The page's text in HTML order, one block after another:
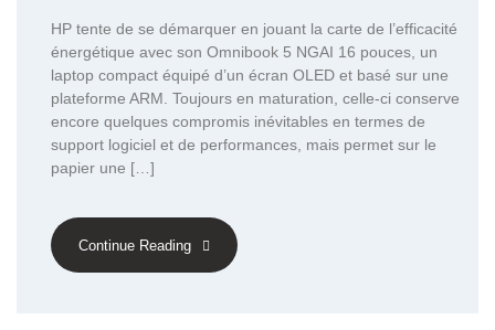
HP tente de se démarquer en jouant la carte de l’efficacité
énergétique avec son Omnibook 5 NGAI 16 pouces, un
laptop compact équipé d’un écran OLED et basé sur une
plateforme ARM. Toujours en maturation, celle-ci conserve
encore quelques compromis inévitables en termes de
support logiciel et de performances, mais permet sur le
papier une […]
Continue Reading